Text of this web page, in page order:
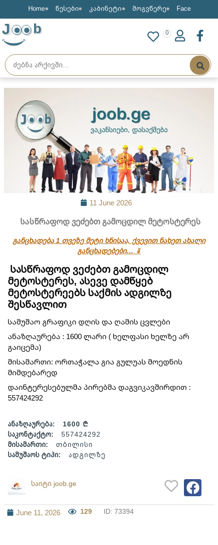
Home წესები კაბინეტი მოგვწერე Face
J b 0
11 June 2026
სასწრაფოდ ვეძებთ გამოცდილ მეტოსტერეს
განცხადება 1 თვეზე მეტი ხნისაა, ქვევით ნახეთ ახალი
განცხადებები… ⇓
სასწრაფოდ ვეძებთ გამოცდილ
მეტოსტერეს, ასევე დამწყებ
მეტოსტერეებს საქმის ადგილზე
შესწავლით
სამუშაო გრაფიკი დღის და ღამის ცვლები
ანაზღაურება : 1600 ლარი ( ხელფასი ხელზე არ
გაიცემა)
მისამართი: ორთაჭალა გია გულუას მოედნის
მიმდებარედ
დაინტერესებულმა პირებმა დაგვიკავშირდით :
557424292
ანაზღაურება:
1600 ₾
საკონტაქტო:
557424292
მისამართი:
თბილისი
სამუშაოს ტიპი:
ადგილზე
საიტი joob.ge
June 11, 2026 129 ID: 73394